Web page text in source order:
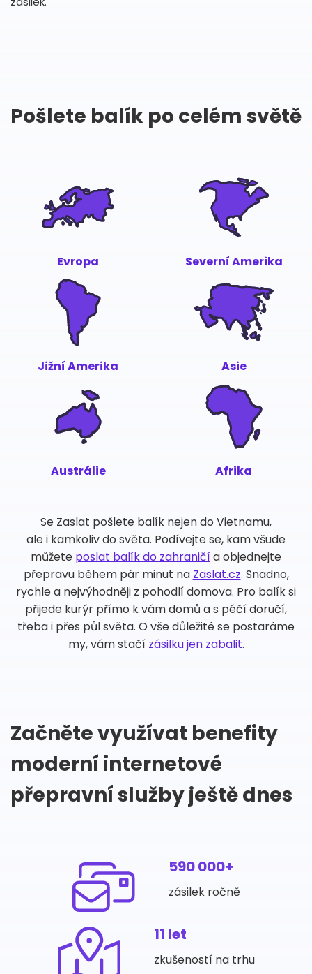
Pošlete balík po celém světě
Evropa Severní Amerika
Jižní Amerika Asie
Austrálie Afrika
Se Zaslat pošlete balík nejen do Vietnamu,
ale i kamkoliv do světa. Podívejte se, kam všude
můžete poslat balík do zahraničía objednejte
přepravu během pár minut na Zaslat.cz. Snadno,
rychle a nejvýhodněji z pohodlí domova. Pro balík si
přijede kurýr přímo k vám domů a s péčí doručí,
třeba i přes půl světa. O vše důležité se postaráme
my, vám stačí zásilku jen zabalit.
Začněte využívat benefity
moderní internetové
přepravní služby ještě dnes
590 000+
zásilek ročně
11 let
zkušeností na trhu